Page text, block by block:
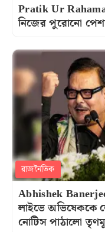
Pratik Ur
নিজের পুরোনো
রাজনৈতিক
Abhishek
লাইভে
নোটিস পাঠালো